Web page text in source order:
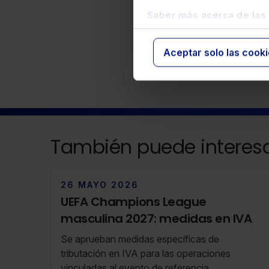
Saber más acerca de
Aceptar solo las
También puede
26 MAYO 2026
UEFA Champions League
masculina 2027: medidas en IVA
Se aprueban medidas específicas de
tributación en IVA para las operaciones